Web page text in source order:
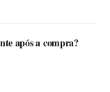
após a compra?